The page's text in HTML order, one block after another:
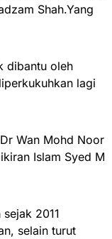
Shah.Yang
dibantu oleh
lagi
Wan Mohd Noor
Islam Syed M
2011
selain turut